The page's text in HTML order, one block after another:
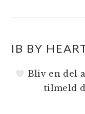
IB BY
Bliv en del
tilmeld